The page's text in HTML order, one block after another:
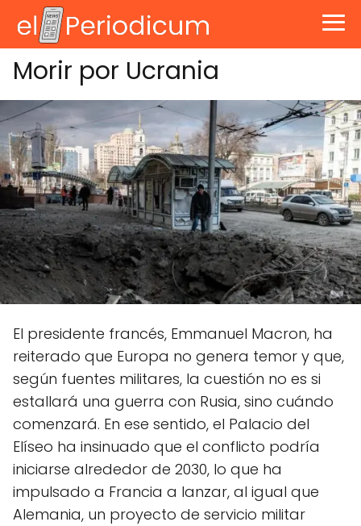
Morir por Ucrania
El presidente francés, Emmanuel Macron, ha
reiterado que Europa no genera temor y que,
según fuentes militares, la cuestión no es si
estallará una guerra con Rusia, sino cuándo
comenzará. En ese sentido, el Palacio del
Elíseo ha insinuado que el conflicto podría
iniciarse alrededor de 2030, lo que ha
impulsado a Francia a lanzar, al igual que
Alemania, un proyecto de servicio militar